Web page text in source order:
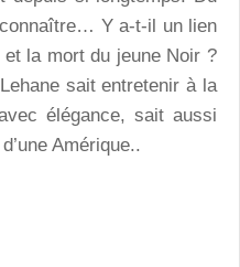
Y a-t-il un lien
la mort du jeune Noir ?
sait entretenir à la
élégance, sait aussi
Amérique..